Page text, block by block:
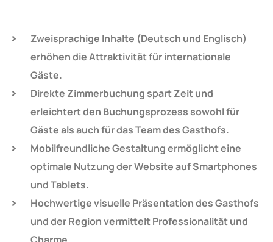
Zweisprachige Inhalte (Deutsch und Englisch)
erhöhen die Attraktivität für internationale
Gäste.
Direkte Zimmerbuchung spart Zeit und
erleichtert den Buchungsprozess sowohl für
Gäste als auch für das Team des Gasthofs.
Mobilfreundliche Gestaltung ermöglicht eine
optimale Nutzung der Website auf Smartphones
und Tablets.
Hochwertige visuelle Präsentation des Gasthofs
und der Region vermittelt Professionalität und